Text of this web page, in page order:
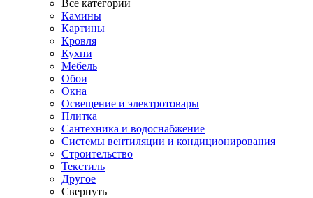
Все категории
Камины
Картины
Кровля
Кухни
Мебель
Обои
Окна
Освещение и электротовары
Плитка
Сантехника и водоснабжение
Системы вентиляции и кондиционирования
Строительство
Текстиль
Другое
Свернуть